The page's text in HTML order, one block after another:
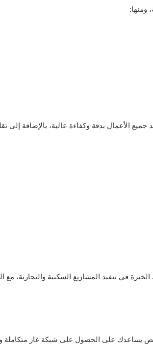
ومنها:
الأعمال بدقة وكفاءة عالية، بالإضافة إلى
في تنفيذ المشاريع السكنية والتجارية،
يساعدك على الحصول على شبكة غاز متكاملة